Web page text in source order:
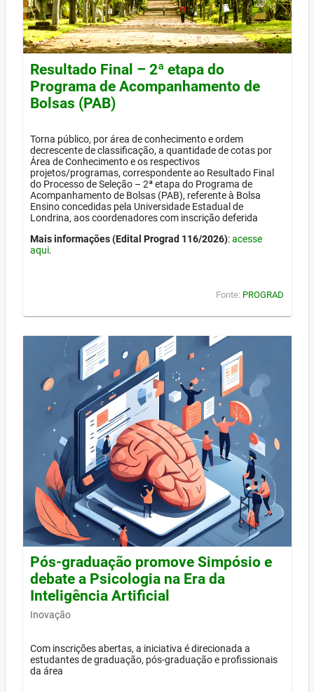
Resultado Final – 2ª etapa do
Programa de Acompanhamento de
Bolsas (PAB)
Torna público, por área de conhecimento e ordem
decrescente de classificação, a quantidade de cotas por
Área de Conhecimento e os respectivos
projetos/programas, correspondente ao Resultado Final
do Processo de Seleção – 2ª etapa do Programa de
Acompanhamento de Bolsas (PAB), referente à Bolsa
Ensino concedidas pela Universidade Estadual de
Londrina, aos coordenadores com inscrição deferida
Mais informações (Edital Prograd 116/2026):acesse
aqui.
Fonte: PROGRAD
Pós-graduação promove Simpósio e
debate a Psicologia na Era da
Inteligência Artificial
Inovação
Com inscrições abertas, a iniciativa é direcionada a
estudantes de graduação, pós-graduação e profissionais
da área